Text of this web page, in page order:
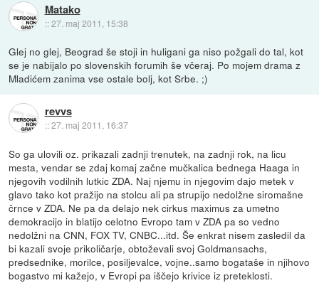
Matako
::27. maj 2011, 15:38
Glej no glej, Beograd še stoji in huligani ga niso požgali do tal, kot
se je nabijalo po slovenskih forumih še včeraj. Po mojem drama z
Mladićem zanima vse ostale bolj, kot Srbe. ;)
revvs
::27. maj 2011, 16:37
So ga ulovili oz. prikazali zadnji trenutek, na zadnji rok, na licu
mesta, vendar se zdaj komaj začne mučkalica bednega Haaga in
njegovih vodilnih lutkic ZDA. Naj njemu in njegovim dajo metek v
glavo tako kot pražijo na stolcu ali pa strupijo nedolžne siromašne
črnce v ZDA. Ne pa da delajo nek cirkus maximus za umetno
demokracijo in blatijo celotno Evropo tam v ZDA pa so vedno
nedolžni na CNN, FOX TV, CNBC...itd. Še enkrat nisem zasledil da
bi kazali svoje prikoličarje, obtoževali svoj Goldmansachs,
predsednike, morilce, posiljevalce, vojne..samo bogataše in njihovo
bogastvo mi kažejo, v Evropi pa iščejo krivice iz preteklosti.